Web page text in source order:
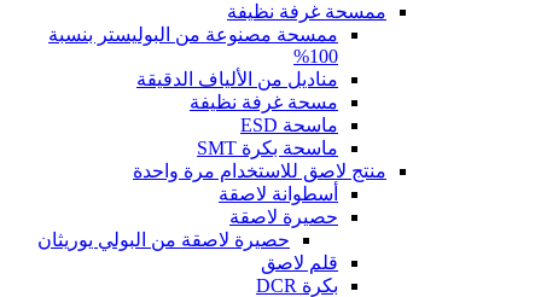
ممسحة غرفة نظيفة
ممسحة مصنوعة من البوليستر بنسبة
100%
مناديل من الألياف الدقيقة
مسحة غرفة نظيفة
ماسحة ESD
ماسحة بكرة SMT
منتج لاصق للاستخدام مرة واحدة
أسطوانة لاصقة
حصيرة لاصقة
حصيرة لاصقة من البولي يوريثان
قلم لاصق
بكرة DCR